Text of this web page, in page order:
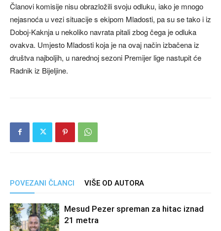
Članovi komisije nisu obrazložili svoju odluku, iako je mnogo
nejasnoća u vezi situacije s ekipom Mladosti, pa su se tako i iz
Doboj-Kaknja u nekoliko navrata pitali zbog čega je odluka
ovakva. Umjesto Mladosti koja je na ovaj način izbačena iz
društva najboljih, u narednoj sezoni Premijer lige nastupit će
Radnik iz Bijeljine.
POVEZANI ČLANCI VIŠE OD AUTORA
Mesud Pezer spreman za hitac iznad
21 metra